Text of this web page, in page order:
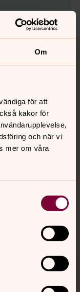
Om
för att
kakor för
och när vi
mer om våra